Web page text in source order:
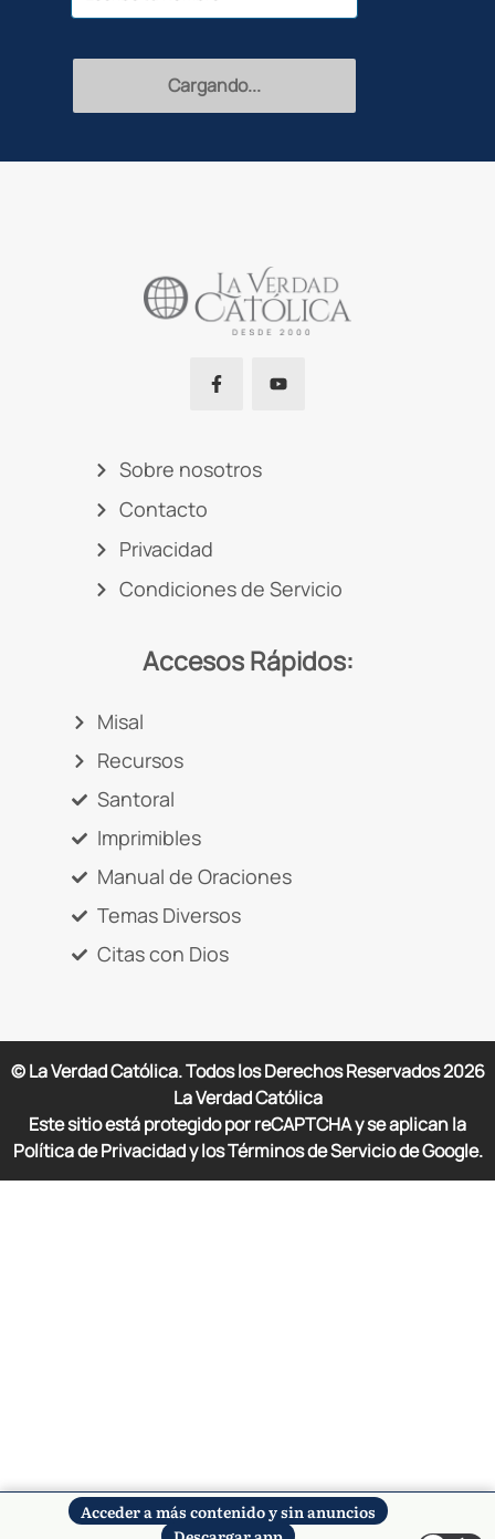
Recibir
Sobre nosotros
Contacto
Privacidad
Condiciones de Servicio
Accesos Rápidos:
Misal
Recursos
Santoral
Imprimibles
Manual de Oraciones
Temas Diversos
Citas con Dios
© La Verdad Católica. Todos los Derechos Reservados2026
La Verdad Católica
Este sitio está protegido por reCAPTCHA y se aplican la
Política de Privacidad y los Términos de Servicio de Google.
Acceder a más contenido y sin anuncios